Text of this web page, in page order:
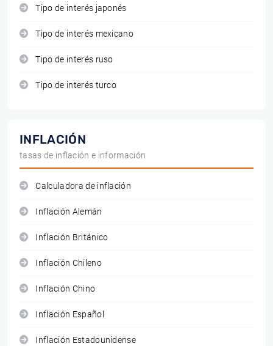
Tipo de interés japonés
Tipo de interés mexicano
Tipo de interés ruso
Tipo de interés turco
INFLACIÓN
tasas de inflación e información
Calculadora de inflación
Inflación Alemán
Inflación Británico
Inflación Chileno
Inflación Chino
Inflación Español
Inflación Estadounidense